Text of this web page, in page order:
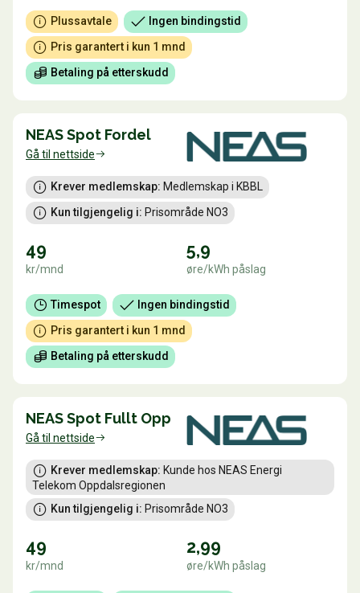
Plussavtale
Ingen bindingstid
Pris garantert i kun 1 mnd
Betaling på etterskudd
NEAS Spot Fordel
Gå til nettside
Krever medlemskap: Medlemskap i KBBL
Kun tilgjengelig i: Prisområde NO3
49
kr/mnd
5,9
øre/kWh påslag
Timespot
Ingen bindingstid
Pris garantert i kun 1 mnd
Betaling på etterskudd
NEAS Spot Fullt Opp
Gå til nettside
Krever medlemskap: Kunde hos NEAS Energi
Telekom Oppdalsregionen
Kun tilgjengelig i: Prisområde NO3
49
kr/mnd
2,99
øre/kWh påslag